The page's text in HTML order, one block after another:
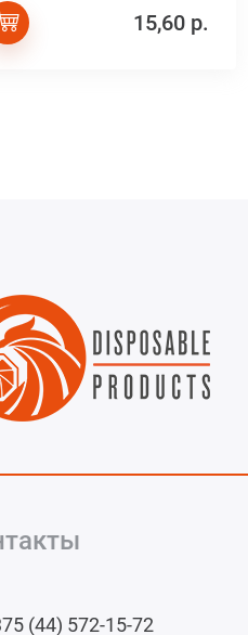
15,60 р.
(44) 572-15-72